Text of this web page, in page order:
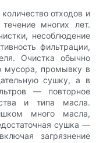
отходов и
многих лет.
несоблюдение
фильтрации,
Очистка обычно
мусора, промывку в
сушку, а в
— повторное
и типа масла.
много масла,
сушка —
загрязнение